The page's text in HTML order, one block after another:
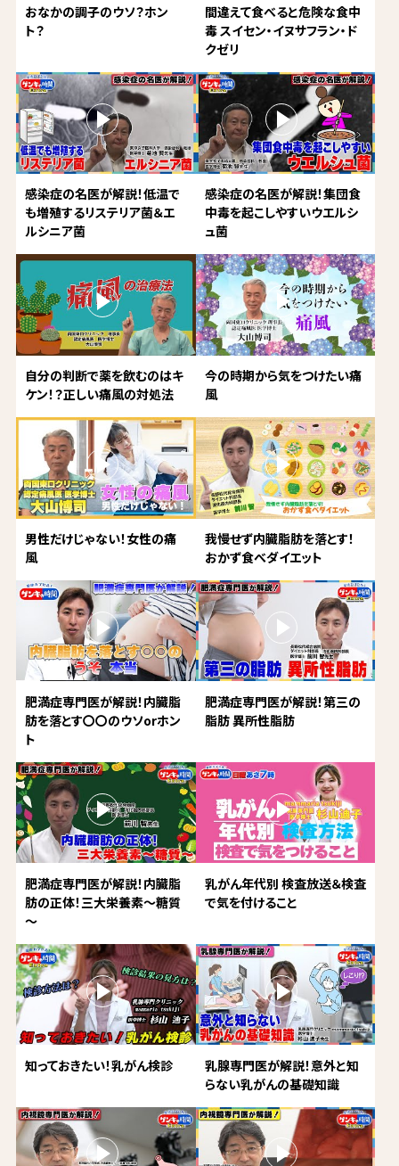
おなかの調子のウソ？ホン
ト？
間違えて食べると危険な食中
毒 スイセン・イヌサフラン・ド
クゼリ
感染症の名医が解説！低温で
も増殖するリステリア菌＆エ
ルシニア菌
感染症の名医が解説！集団食
中毒を起こしやすいウエルシ
ュ菌
自分の判断で薬を飲むのはキ
ケン！？正しい痛風の対処法
今の時期から気をつけたい痛
風
男性だけじゃない！女性の痛
風
我慢せず内臓脂肪を落とす！
おかず食べダイエット
肥満症専門医が解説！内臓脂
肪を落とす〇〇のウソorホン
ト
肥満症専門医が解説！第三の
脂肪 異所性脂肪
肥満症専門医が解説！内臓脂
肪の正体！三大栄養素～糖質
～
乳がん年代別 検査放送＆検査
で気を付けること
知っておきたい！乳がん検診
乳腺専門医が解説！意外と知
らない乳がんの基礎知識